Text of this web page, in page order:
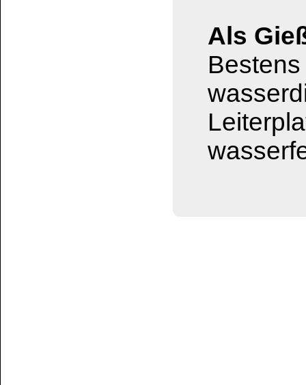
entfetten mit
Kunststoff nur
Hautbildung nach
20°C, belastbar
Angaben können